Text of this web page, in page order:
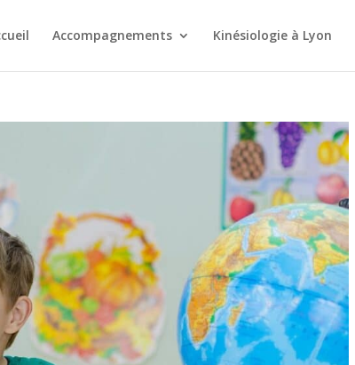
Accompagnements Kinésiologie à Lyon